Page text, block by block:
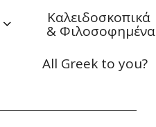
Καλειδοσκοπικά
& Φιλοσοφημένα
All Greek to you?